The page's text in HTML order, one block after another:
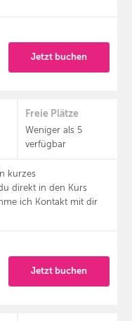
Jetzt buchen
kurzes
direkt in den Kurs
ich Kontakt mit dir
Freie Plätze
Weniger als 5
verfügbar
Jetzt buchen